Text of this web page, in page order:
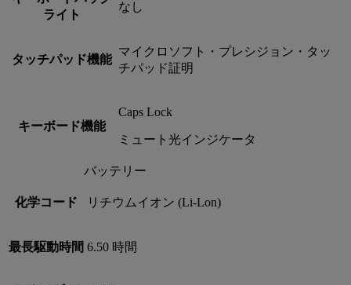
ライト
なし
タッチパッド機能
マイクロソフト・プレシジョン・タッ
チパッド証明
キーボード機能
Caps Lock
ミュート光インジケータ
バッテリー
化学コード リチウムイオン (Li-Lon)
最長駆動時間 6.50 時間